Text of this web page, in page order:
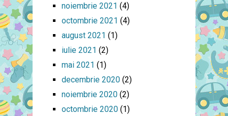
noiembrie 2021 (4)
octombrie 2021 (4)
august 2021 (1)
iulie 2021 (2)
mai 2021 (1)
decembrie 2020(2)
noiembrie 2020(2)
octombrie 2020(1)